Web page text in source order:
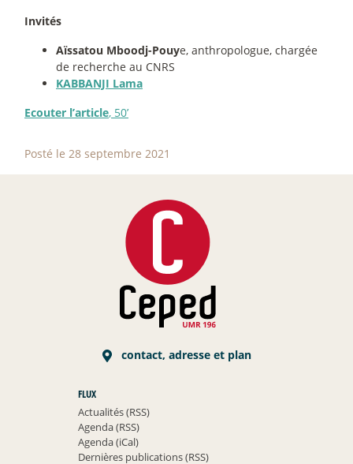
Invités
Aïssatou Mboodj-Pouye, anthropologue, chargée
de recherche au CNRS
KABBANJI Lama
Ecouter l’article, 50’
Posté le 28 septembre 2021
contact, adresse et plan
FLUX
Actualités (RSS)
Agenda (RSS)
Agenda (iCal)
Dernières publications (RSS)